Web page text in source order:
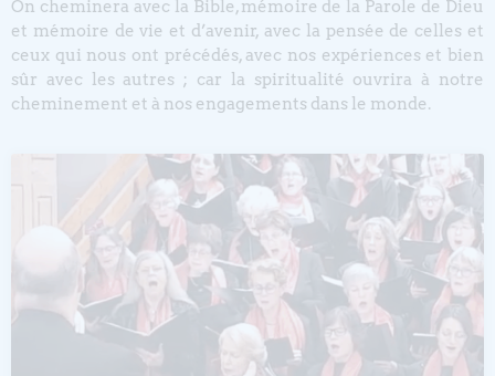
On cheminera avec la Bible, mémoire de la Parole de Dieu
et mémoire de vie et d’avenir, avec la pensée de celles et
ceux qui nous ont précédés, avec nos expériences et bien
sûr avec les autres ; car la spiritualité ouvrira à notre
cheminement et à nos engagements dans le monde.